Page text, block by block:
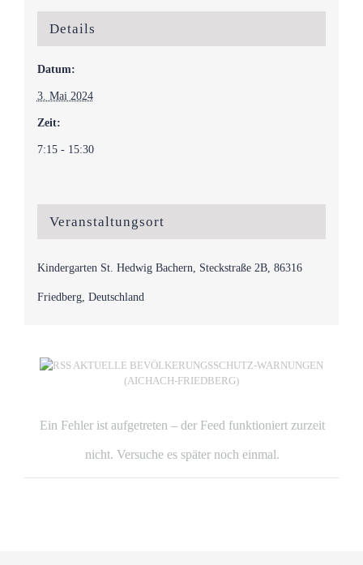
Details
Datum:
3. Mai 2024
Zeit:
7:15 - 15:30
Veranstaltungsort
Kindergarten St. Hedwig Bachern, Steckstraße 2B, 86316
Friedberg, Deutschland
AKTUELLE BEVÖLKERUNGSSCHUTZ-WARNUNGEN
(AICHACH-FRIEDBERG)
Ein Fehler ist aufgetreten – der Feed funktioniert zurzeit
nicht. Versuche es später noch einmal.